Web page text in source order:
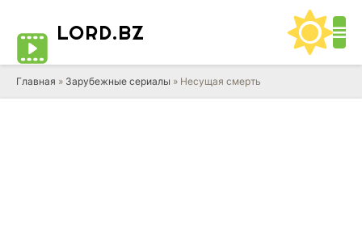
LORD.BZ
Главная » Зарубежные сериалы » Несущая смерть